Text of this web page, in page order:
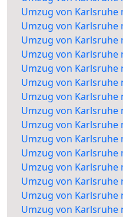
Umzug von Karlsruhe
Umzug von Karlsruhe
Umzug von Karlsruhe
Umzug von Karlsruhe
Umzug von Karlsruhe
Umzug von Karlsruhe
Umzug von Karlsruhe
Umzug von Karlsruhe
Umzug von Karlsruhe
Umzug von Karlsruhe
Umzug von Karlsruhe
Umzug von Karlsruhe
Umzug von Karlsruhe
Umzug von Karlsruhe
Umzug von Karlsruhe